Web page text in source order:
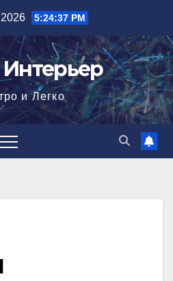
5:24:38 PM
и Легко